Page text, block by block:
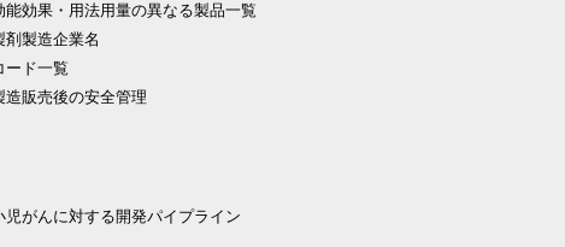
能効果・用法用量の異なる製品一覧
剤製造企業名
ード一覧
造販売後の安全管理
児がんに対する開発パイプライン